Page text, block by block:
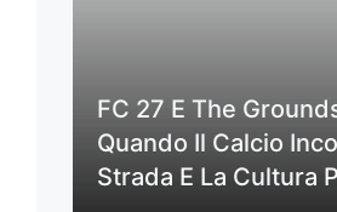
FC 27 E The
Quando Il Calcio
Strada E La Cultura